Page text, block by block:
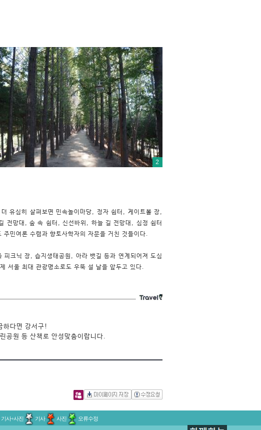
2
유심히 살펴보면 민속놀이마당, 정자 쉼터, 게이트볼 장,
전망대, 숲 속 쉼터, 신선바위, 하늘 길 전망대, 심정 쉼터
민여론 수렴과 향토사학자의 자문을 거친 것들이다.
크닉 장, 습지생태공원, 아라 뱃길 등과 연계되어져 도심
서울 최대 관광명소로도 우뚝 설 날을 앞두고 있다.
하다면 강서구!
공원 등 산책로 안성맞춤이랍니다.
기사+사진 기사 사진 오류수정